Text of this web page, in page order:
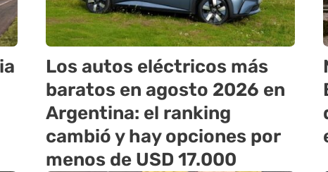
Los autos eléctricos más
baratos en agosto 2026 en
Argentina: el ranking
cambió y hay opciones por
menos de USD 17.000